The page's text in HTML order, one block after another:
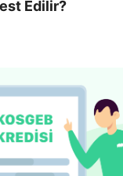
Edilir?